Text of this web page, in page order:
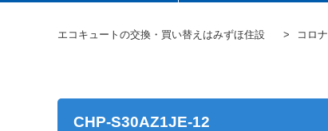
エコキュートの交換・買い替えはみずほ住設 コロナ
CHP-S30AZ1JE-12